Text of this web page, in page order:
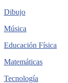
Dibujo
Música
Educación Física
Matemáticas
Tecnología